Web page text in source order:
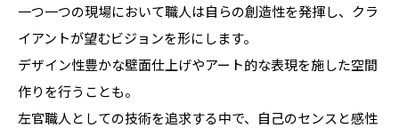
一つ一つの現場において職人は自らの創造性を発揮し、クラ
イアントが望むビジョンを形にします。
デザイン性豊かな壁面仕上げやアート的な表現を施した空間
作りを行うことも。
左官職人としての技術を追求する中で、自己のセンスと感性